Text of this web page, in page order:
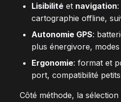
Lisibilité et navigation
cartographie offline,
Autonomie GPS:
plus énergivore, modes
Ergonomie: format et
port, compatibilité
Côté méthode, la